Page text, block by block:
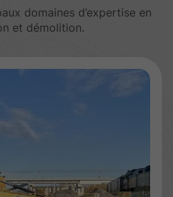
domaines d’expertise en
et démolition.